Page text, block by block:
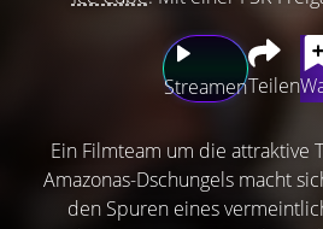
StreamenTeilen
Ein Filmteam um die attraktive
Amazonas-Dschungels macht
den Spuren eines